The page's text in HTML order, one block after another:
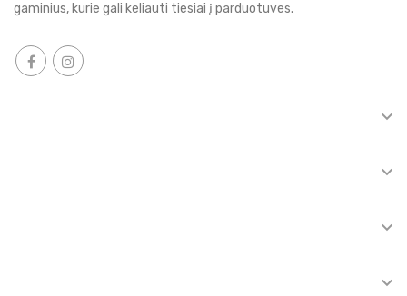
gaminius, kurie gali keliauti tiesiai į parduotuves.



